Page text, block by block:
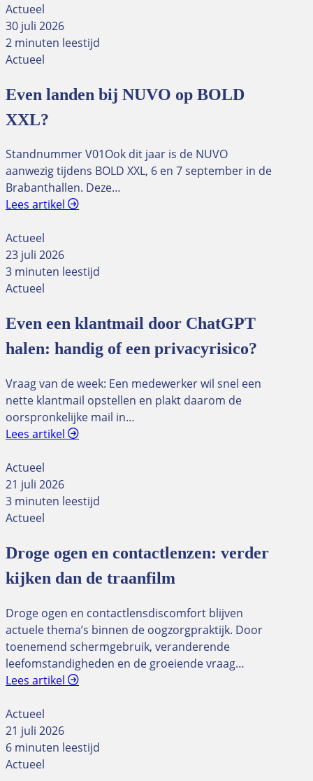
Actueel
30 juli 2026
2 minuten leestijd
Actueel
Even landen bij NUVO op BOLD
XXL?
Standnummer V01Ook dit jaar is de NUVO
aanwezig tijdens BOLD XXL, 6 en 7 september in de
Brabanthallen. Deze…
Lees artikel
Actueel
23 juli 2026
3 minuten leestijd
Actueel
Even een klantmail door ChatGPT
halen: handig of een privacyrisico?
Vraag van de week: Een medewerker wil snel een
nette klantmail opstellen en plakt daarom de
oorspronkelijke mail in…
Lees artikel
Actueel
21 juli 2026
3 minuten leestijd
Actueel
Droge ogen en contactlenzen: verder
kijken dan de traanfilm
Droge ogen en contactlensdiscomfort blijven
actuele thema’s binnen de oogzorgpraktijk. Door
toenemend schermgebruik, veranderende
leefomstandigheden en de groeiende vraag…
Lees artikel
Actueel
21 juli 2026
6 minuten leestijd
Actueel